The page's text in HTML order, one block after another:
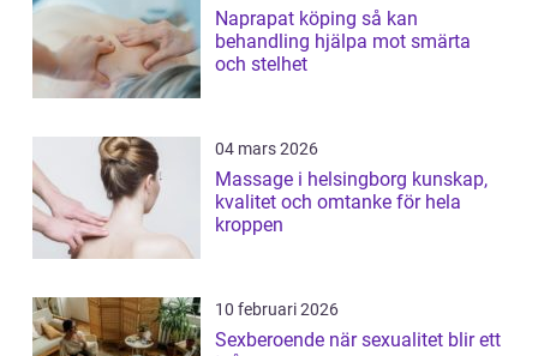
Naprapat köping så kan
behandling hjälpa mot smärta
och stelhet
04 mars 2026
Massage i helsingborg kunskap,
kvalitet och omtanke för hela
kroppen
10 februari 2026
Sexberoende när sexualitet blir ett